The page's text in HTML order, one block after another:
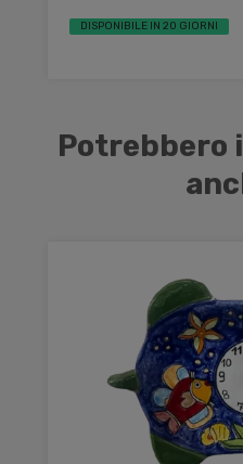
DISPONIBILE IN 20 GIORNI
Potrebbero